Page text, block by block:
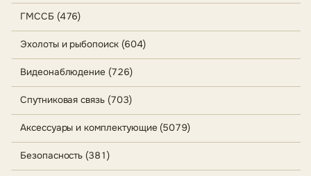
ГМССБ (476)
Эхолоты и рыбопоиск (604)
Видеонаблюдение (726)
Спутниковая связь (703)
Аксессуары и комплектующие (5079)
Безопасность (381)